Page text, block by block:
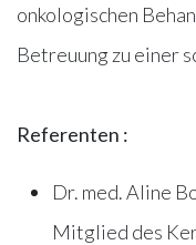
onkologischen
Betreuung zu einer
Referenten :
Dr. med. Aline
Mitglied des